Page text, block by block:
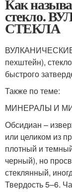
Как
стекло.
СТЕКЛА
ВУЛКАНИЧЕСКИЕ
пехштейн),
быстрого
Также по теме:
МИНЕРАЛЫ И
Обсидиан –
или целиком из
плотный и
черный), но
стеклянный,
Твердость 5–6.